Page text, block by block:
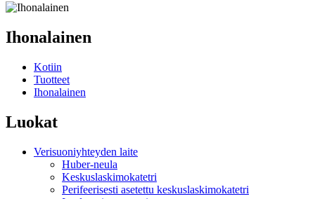
Ihonalainen
Kotiin
Tuotteet
Ihonalainen
Luokat
Verisuoniyhteyden laite
Huber-neula
Keskuslaskimokatetri
Perifeerisesti asetettu keskuslaskimokatetri